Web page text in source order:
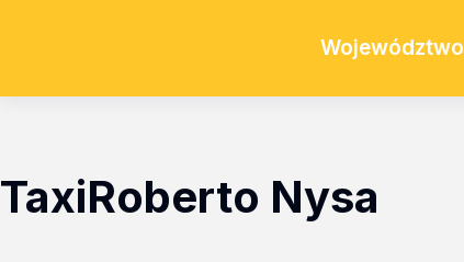
Województwo
TaxiRoberto Nysa